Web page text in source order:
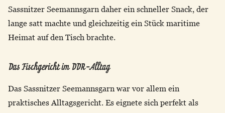
Sassnitzer Seemannsgarn daher ein schneller Snack, der
lange satt machte und gleichzeitig ein Stück maritime
Heimat auf den Tisch brachte.
Das Fischgericht im DDR-Alltag
Das Sassnitzer Seemannsgarn war vor allem ein
praktisches Alltagsgericht. Es eignete sich perfekt als